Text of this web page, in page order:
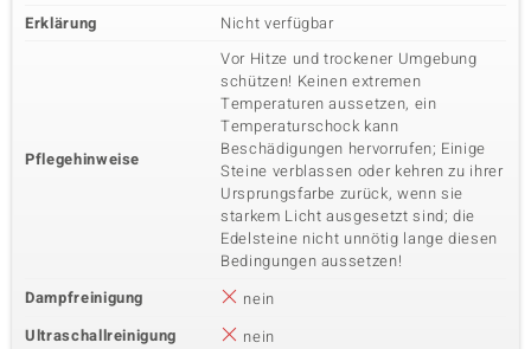
Erklärung
Nicht verfügbar
Pflegehinweise
Vor Hitze und trockener Umgebung
schützen! Keinen extremen
Temperaturen aussetzen, ein
Temperaturschock kann
Beschädigungen hervorrufen; Einige
Steine verblassen oder kehren zu ihrer
Ursprungsfarbe zurück, wenn sie
starkem Licht ausgesetzt sind; die
Edelsteine nicht unnötig lange diesen
Bedingungen aussetzen!
Dampfreinigung
nein
Ultraschallreinigung
nein